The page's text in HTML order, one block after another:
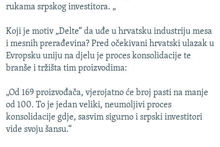
rukama srpskog investitora. „
Koji je motiv „Delte“ da uđe u hrvatsku industriju mesa
i mesnih prerađevina? Pred očekivani hrvatski ulazak u
Evropsku uniju na djelu je proces konsolidacije te
branše i tržišta tim proizvodima:
„Od 169 proizvođača, vjerojatno će broj pasti na manje
od 100. To je jedan veliki, neumoljivi proces
konsolidacije gdje, sasvim sigurno i srpski investitori
vide svoju šansu.“